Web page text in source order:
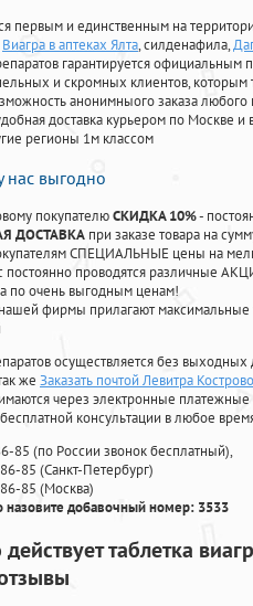
первым и единственным на
Виагра в аптеках Ялта, силденафила,
гарантируется
и скромных клиентов, которым
анонимныого заказа
доставка курьером по Москве
регионы 1м классом
нас выгодно
покупателюСКИДКА 10%-
ДОСТАВКА при заказе товара на
СПЕЦИАЛЬНЫЕ цены на
постоянно проводятся различные
по очень выгодным ценам!
фирмы прилагают
осуществляется без
же Заказать почтой Левитра Кострово
через электронные
консультации в любое
85 (по России звонок бесплатный),
85 (Санкт-Петербург)
85 (Москва)
назовите добавочный номер: 3533
таблетка